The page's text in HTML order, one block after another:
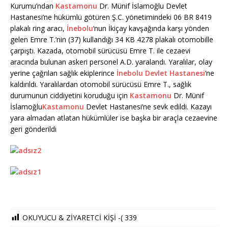
Kurumu’ndan Kastamonu Dr. Münif İslamoğlu Devlet
Hastanesi’ne hükümlü götüren Ş.C. yönetimindeki 06 BR 8419
plakalı ring aracı, İnebolu‘nun İkiçay kavşağında karşı yönden
gelen Emre T.’nin (37) kullandığı 34 KB 4278 plakalı otomobille
çarpıştı. Kazada, otomobil sürücüsü Emre T. ile cezaevi
aracında bulunan askeri personel A.D. yaralandı. Yaralılar, olay
yerine çağrılan sağlık ekiplerince İnebolu Devlet Hastanesi‘ne
kaldırıldı. Yaralılardan otomobil sürücüsü Emre T., sağlık
durumunun ciddiyetini koruduğu için Kastamonu Dr. Münif
İslamoğluKastamonu Devlet Hastanesi’ne sevk edildi. Kazayı
yara almadan atlatan hükümlüler ise başka bir araçla cezaevine
geri gönderildi
OKUYUCU & ZİYARETCİ KİŞİ -( 339